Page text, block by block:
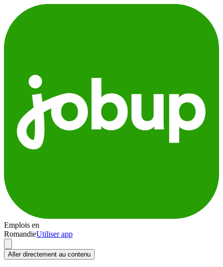
Emplois en
RomandieUtiliser app
Aller directement au contenu